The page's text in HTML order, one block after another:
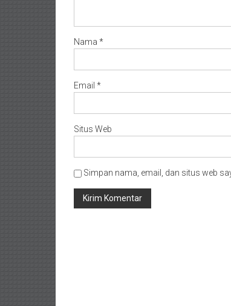
Nama *
Email *
Situs Web
Simpan nama, email, dan situs web